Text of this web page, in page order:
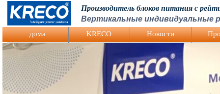
Logo Picture
Производитель блоков питания с
Вертикальные индивидуальные
дома KRECO Hовости